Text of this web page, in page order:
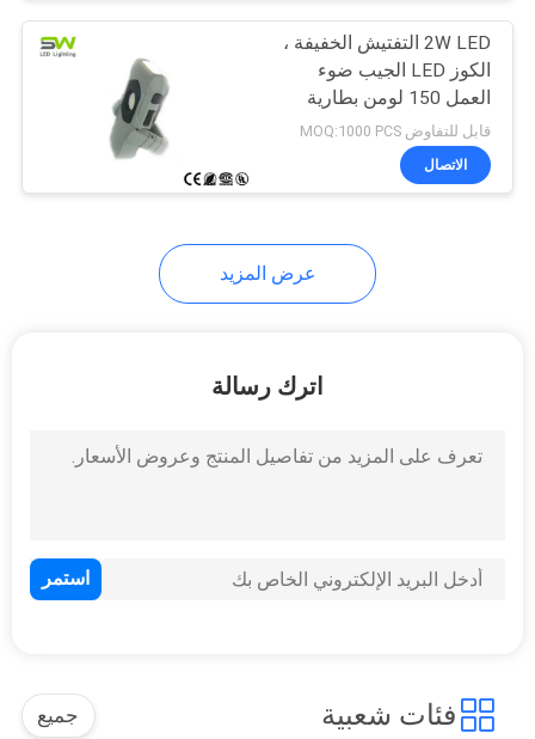
2W LED التفتيش الخفيفة ،
الكوز LED الجيب ضوء
العمل 150 لومن بطارية
ليثيوم أيون
قابل للتفاوض MOQ:1000 PCS
الاتصال
عرض المزيد
اترك رسالة
فئات شعبية جميع